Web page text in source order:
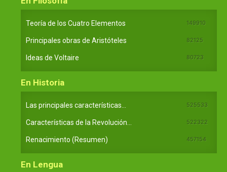
Teoría de los Cuatro Elementos 149910
Principales obras de Aristóteles 82125
Ideas de Voltaire 80723
En Historia
Las principales características... 525533
Características de la Revolución... 522322
Renacimiento (Resumen) 457154
En Lengua